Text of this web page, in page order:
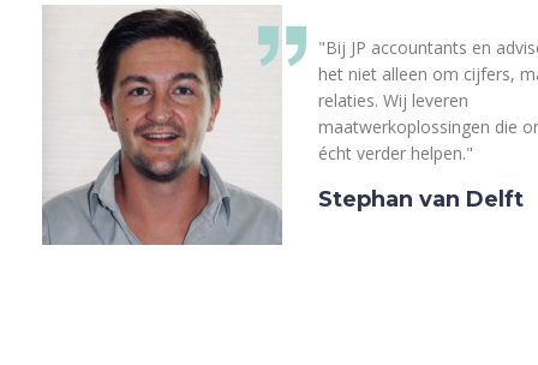
"Bij JP accountants en
het niet alleen om cijfers,
relaties. Wij leveren
maatwerkoplossingen die
écht verder helpen."
Stephan van Delft